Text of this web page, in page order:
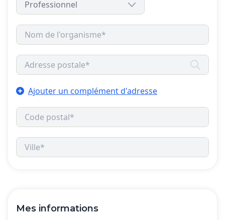
Ajouter un complément d'adresse
Mes informations